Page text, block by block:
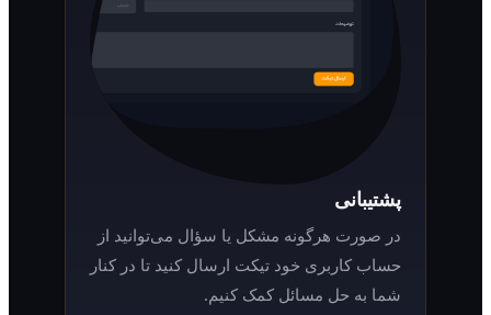
در صورت هرگونه مشکل یا سؤال می‌توانید از
حساب کاربری خود تیکت ارسال کنید تا در کنار
شما به حل مسائل کمک کنیم.